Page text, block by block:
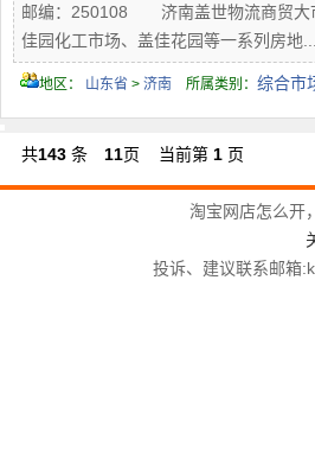
邮编：250108 济南盖世物流商贸大
佳园化工市场、盖佳花园等一系列房地
地区： 山东省 > 济南 所属类别： 综合市
共143条 11页 当前第 1 页
淘宝网店怎么开
投诉、建议联系邮箱